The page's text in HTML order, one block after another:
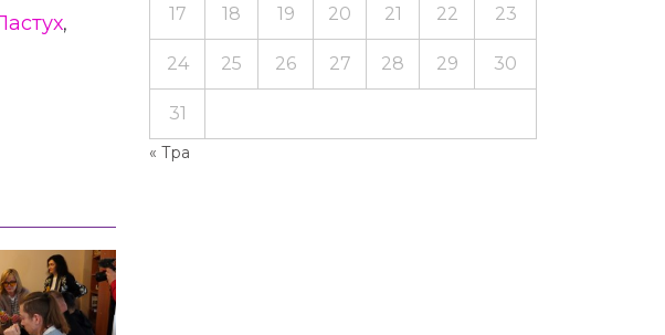
,
« Тра
17 18 19 20 21 22 23
24 25 26 27 28 29 30
31